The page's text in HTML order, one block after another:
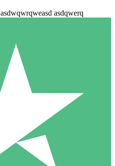
asdwqwrqweasd asdqwerq